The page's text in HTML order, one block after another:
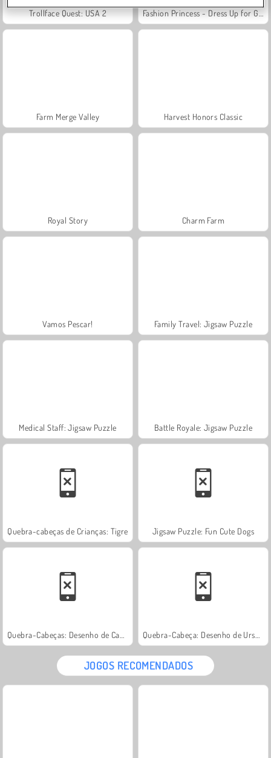
Trollface Quest: USA 2 Fashion Princess - Dress Up for Girls
Farm Merge Valley Harvest Honors Classic
Royal Story Charm Farm
Vamos Pescar! Family Travel: Jigsaw Puzzle
Medical Staff: Jigsaw Puzzle Battle Royale: Jigsaw Puzzle
Quebra-cabeças de Crianças: Tigre Jigsaw Puzzle: Fun Cute Dogs
JOGOS RECOMENDADOS